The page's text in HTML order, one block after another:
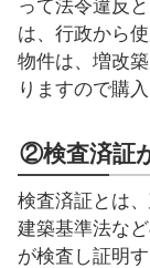
って法令違反
は、行政から
物件は、増改
りますので購
②検査済証
検査済証とは
建築基準法な
が検査し証明